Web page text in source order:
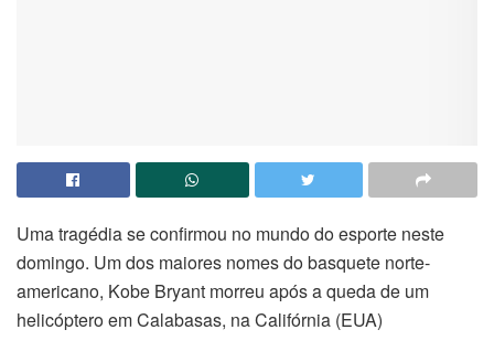
Uma tragédia se confirmou no mundo do esporte neste
domingo. Um dos maiores nomes do basquete norte-
americano, Kobe Bryant morreu após a queda de um
helicóptero em Calabasas, na Califórnia (EUA)